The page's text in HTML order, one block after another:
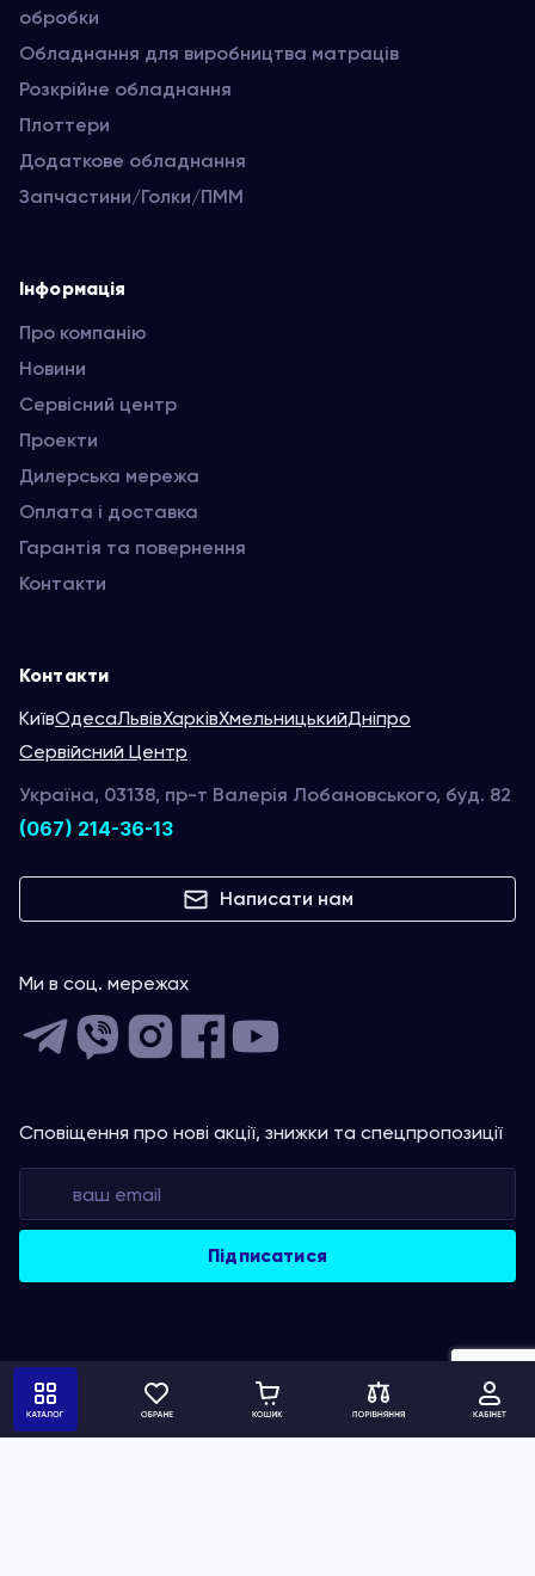
обробки
Обладнання для виробництва матраців
Розкрійне обладнання
Плоттери
Додаткове обладнання
Запчастини/Голки/ПММ
Інформація
Про компанію
Новини
Сервісний центр
Проекти
Дилерська мережа
Оплата і доставка
Гарантія та повернення
Контакти
Контакти
КиївОдесаЛьвівХарківХмельницькийДніпро
Сервійсний Центр
Україна, 03138, пр-т Валерія Лобановського, буд. 82
(067) 214-36-13
Написати нам
Ми в соц. мережах
Сповіщення про нові акції, знижки та спецпропозиції